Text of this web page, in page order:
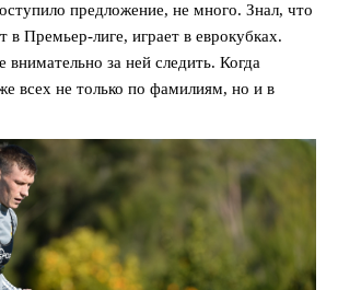
предложение, не много. Знал, что
в Премьер-лиге, играет в еврокубках.
внимательно за ней следить. Когда
всех не только по фамилиям, но и в